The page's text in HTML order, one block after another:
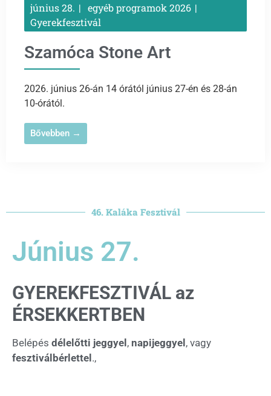
június 28.
egyéb programok 2026
Gyerekfesztivál
Szamóca Stone Art
2026. június 26-án 14 órától június 27-én és 28-án
10-órától.
Bővebben →
46. Kaláka Fesztivál
Június 27.
GYEREKFESZTIVÁL az
ÉRSEKKERTBEN
Belépés délelőtti jeggyel, napijeggyel, vagy
fesztiválbérlettel.,